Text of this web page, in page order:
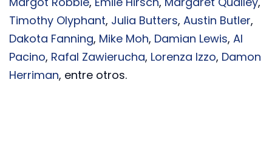
Timothy Olyphant, Julia Butters, Austin Butler,
Dakota Fanning, Mike Moh, Damian Lewis, Al
Pacino, Rafal Zawierucha, Lorenza Izzo, Damon
Herriman, entre otros.